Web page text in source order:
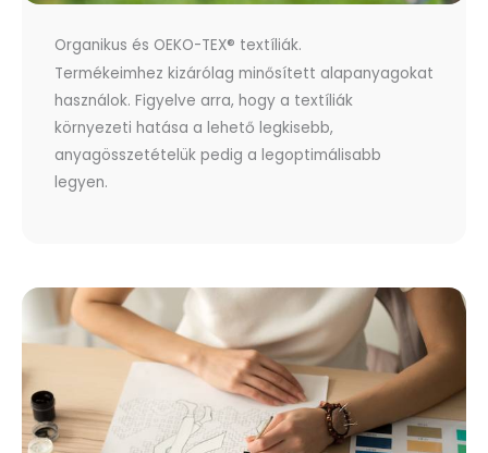
Organikus és OEKO-TEX® textíliák.
Termékeimhez kizárólag minősített alapanyagokat
használok. Figyelve arra, hogy a textíliák
környezeti hatása a lehető legkisebb,
anyagösszetételük pedig a legoptimálisabb
legyen.